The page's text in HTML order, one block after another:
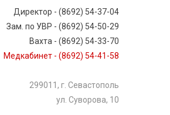
Директор - (8692) 54-37-04
Зам. по УВР - (8692) 54-50-29
Вахта - (8692) 54-33-70
Медкабинет - (8692) 54-41-58
299011, г. Севастополь
ул. Суворова, 10